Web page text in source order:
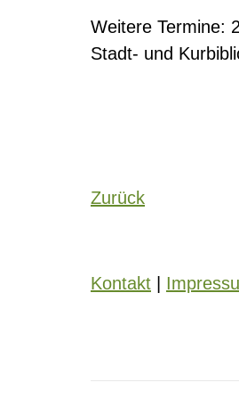
Weitere Termine:
Stadt- und
Zurück
Kontakt